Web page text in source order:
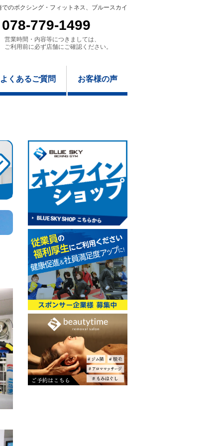
のボクシング・フィットネス、ブルースカイ
078-779-1499
営業時間・内容等につきましては、
ご利用前に必ず店舗にご確認ください。
よくあるご質問 お客様の声